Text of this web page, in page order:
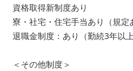
資格取得新制度あり
寮・社宅・住宅手当あり（規定
退職金制度：あり（勤続3年以上
＜その他制度＞